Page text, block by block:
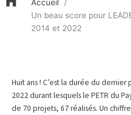
Accueil
Un beau score pour
2014 et 2022
Huit ans ! C’est la durée du dernier
2022 durant lesquels le PETR du
de 70 projets, 67 réalisés. Un